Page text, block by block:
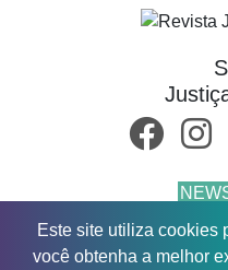
© 2026 Todos
Este site utiliza cookies
você obtenha a melhor